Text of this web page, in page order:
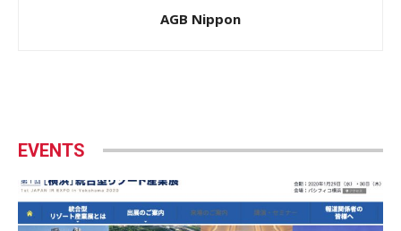
AGB Nippon
EVENTS